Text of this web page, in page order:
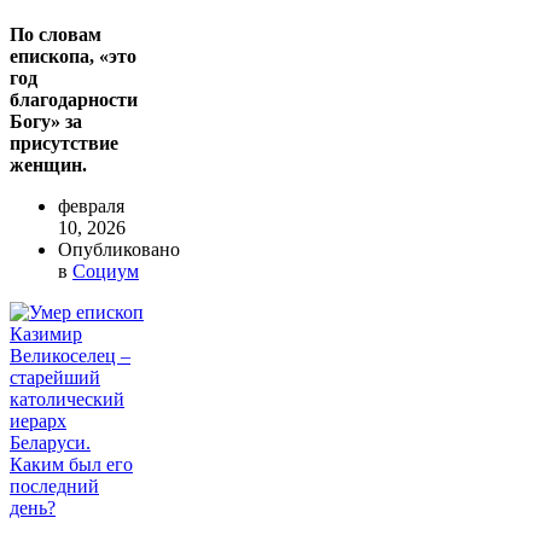
По словам
епископа, «это
год
благодарности
Богу» за
присутствие
женщин.
февраля
10, 2026
Опубликовано
в Социум